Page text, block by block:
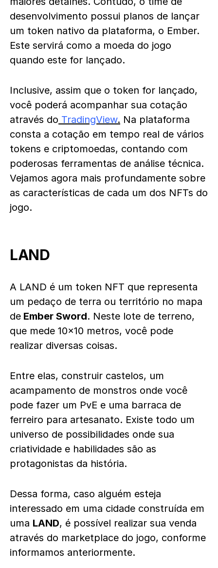
desenvolvimento possui planos de lançar
um token nativo da plataforma, o Ember.
Este servirá como a moeda do jogo
quando este for lançado.
Inclusive, assim que o token for lançado,
você poderá acompanhar sua cotação
através do TradingView. Na plataforma
consta a cotação em tempo real de vários
tokens e criptomoedas, contando com
poderosas ferramentas de análise técnica.
Vejamos agora mais profundamente sobre
as características de cada um dos NFTs do
jogo.
LAND
A LAND é um token NFT que representa
um pedaço de terra ou território no mapa
de Ember Sword. Neste lote de terreno,
que mede 10×10 metros, você pode
realizar diversas coisas.
Entre elas, construir castelos, um
acampamento de monstros onde você
pode fazer um PvE e uma barraca de
ferreiro para artesanato. Existe todo um
universo de possibilidades onde sua
criatividade e habilidades são as
protagonistas da história.
Dessa forma, caso alguém esteja
interessado em uma cidade construída em
uma LAND, é possível realizar sua venda
através do marketplace do jogo, conforme
informamos anteriormente.